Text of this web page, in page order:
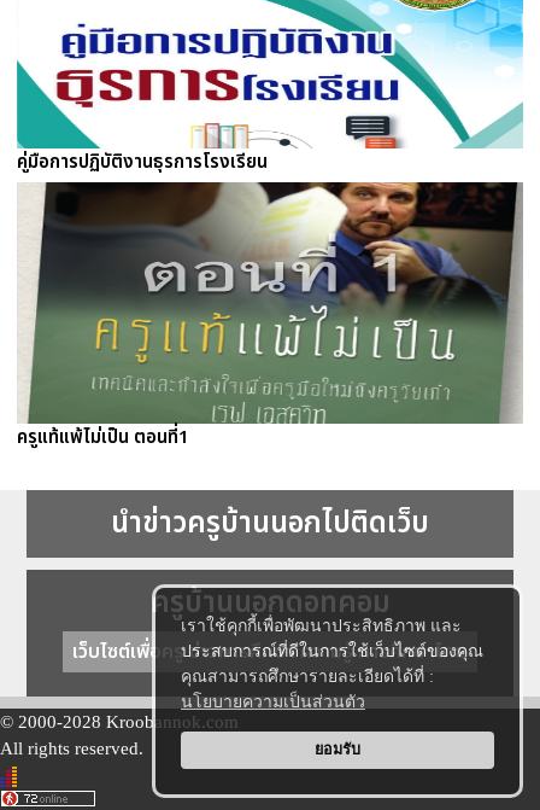
เราใช้คุกกี้เพื่อพัฒนาประสิทธิภาพ และ
ประสบการณ์ที่ดีในการใช้เว็บไซต์ของคุณ
คุณสามารถศึกษารายละเอียดได้ที่ :
นโยบายความเป็นส่วนตัว
ยอมรับ
คู่มือการปฏิบัติงานธุรการโรงเรียน
ครูแท้แพ้ไม่เป็น ตอนที่1
นำข่าวครูบ้านนอกไปติดเว็บ
ครูบ้านนอกดอทคอม
เว็บไซต์เพื่อครู ข่าวการศึกษา ความรู้ การศึกษาไทย
© 2000-2028 Kroobannok.com
All rights reserved.